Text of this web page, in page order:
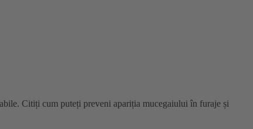
Citiți cum puteți preveni apariția mucegaiului în furaje și